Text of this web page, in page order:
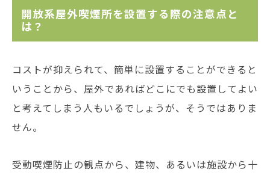
開放系屋外喫煙所を設置する際の注意点と
は？
コストが抑えられて、簡単に設置することができると
いうことから、屋外であればどこにでも設置してよい
と考えてしまう人もいるでしょうが、そうではありま
せん。
受動喫煙防止の観点から、建物、あるいは施設から十